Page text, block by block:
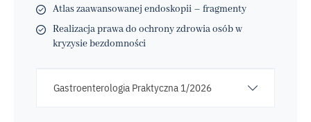
Atlas zaawansowanej endoskopii – fragmenty
Realizacja prawa do ochrony zdrowia osób w
kryzysie bezdomności
Gastroenterologia Praktyczna 1/2026